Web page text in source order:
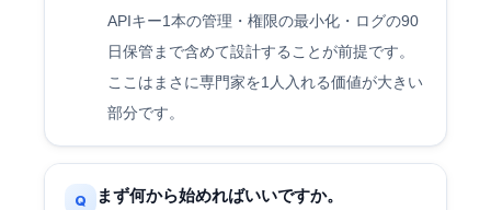
APIキー1本の管理・権限の最小化・ログの90
日保管まで含めて設計することが前提です。
ここはまさに専門家を1人入れる価値が大きい
部分です。
Q まず何から始めればいいですか。